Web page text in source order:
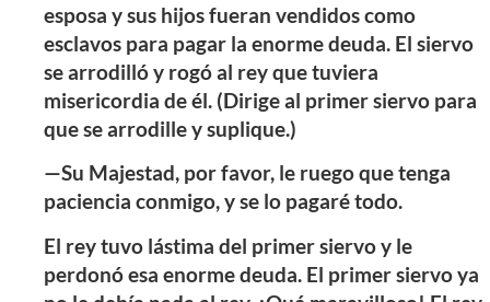
esposa y sus hijos fueran vendidos como
esclavos para pagar la enorme deuda. El siervo
se arrodilló y rogó al rey que tuviera
misericordia de él. (Dirige al primer siervo para
que se arrodille y suplique.)
—Su Majestad, por favor, le ruego que tenga
paciencia conmigo, y se lo pagaré todo.
El rey tuvo lástima del primer siervo y le
perdonó esa enorme deuda. El primer siervo ya